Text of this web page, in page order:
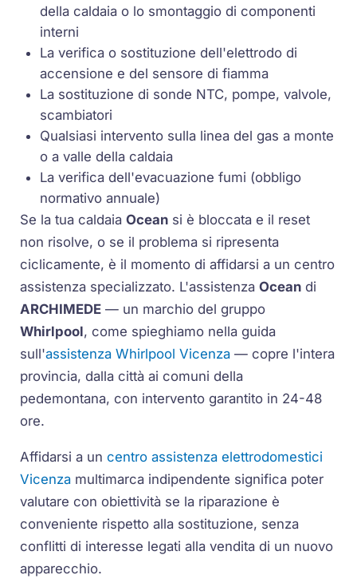
della caldaia o lo smontaggio di componenti
interni
La verifica o sostituzione dell'elettrodo di
accensione e del sensore di fiamma
La sostituzione di sonde NTC, pompe, valvole,
scambiatori
Qualsiasi intervento sulla linea del gas a monte
o a valle della caldaia
La verifica dell'evacuazione fumi (obbligo
normativo annuale)
Se la tua caldaiaOcean si è bloccata e il reset
non risolve, o se il problema si ripresenta
ciclicamente, è il momento di affidarsi a un centro
assistenza specializzato. L'assistenzaOcean di
ARCHIMEDE — un marchio del gruppo
Whirlpool, come spieghiamo nella guida
sull'assistenza Whirlpool Vicenza — copre l'intera
provincia, dalla città ai comuni della
pedemontana, con intervento garantito in 24-48
ore.
Affidarsi a uncentro assistenza elettrodomestici
Vicenza multimarca indipendente significa poter
valutare con obiettività se la riparazione è
conveniente rispetto alla sostituzione, senza
conflitti di interesse legati alla vendita di un nuovo
apparecchio.